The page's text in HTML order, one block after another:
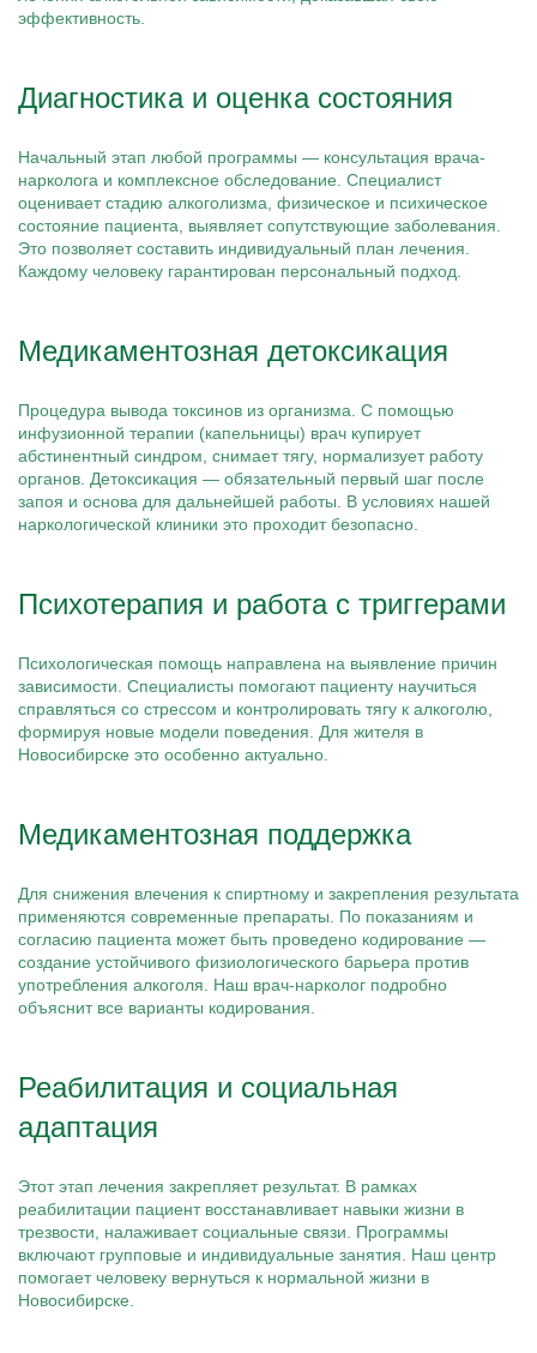
эффективность.
Диагностика и оценка состояния
Начальный этап любой программы — консультация врача-
нарколога и комплексное обследование. Специалист
оценивает стадию алкоголизма, физическое и психическое
состояние пациента, выявляет сопутствующие заболевания.
Это позволяет составить индивидуальный план лечения.
Каждому человеку гарантирован персональный подход.
Медикаментозная детоксикация
Процедура вывода токсинов из организма. С помощью
инфузионной терапии (капельницы) врач купирует
абстинентный синдром, снимает тягу, нормализует работу
органов. Детоксикация — обязательный первый шаг после
запоя и основа для дальнейшей работы. В условиях нашей
наркологической клиники это проходит безопасно.
Психотерапия и работа с триггерами
Психологическая помощь направлена на выявление причин
зависимости. Специалисты помогают пациенту научиться
справляться со стрессом и контролировать тягу к алкоголю,
формируя новые модели поведения. Для жителя в
Новосибирске это особенно актуально.
Медикаментозная поддержка
Для снижения влечения к спиртному и закрепления результата
применяются современные препараты. По показаниям и
согласию пациента может быть проведено кодирование —
создание устойчивого физиологического барьера против
употребления алкоголя. Наш врач-нарколог подробно
объяснит все варианты кодирования.
Реабилитация и социальная
адаптация
Этот этап лечения закрепляет результат. В рамках
реабилитации пациент восстанавливает навыки жизни в
трезвости, налаживает социальные связи. Программы
включают групповые и индивидуальные занятия. Наш центр
помогает человеку вернуться к нормальной жизни в
Новосибирске.